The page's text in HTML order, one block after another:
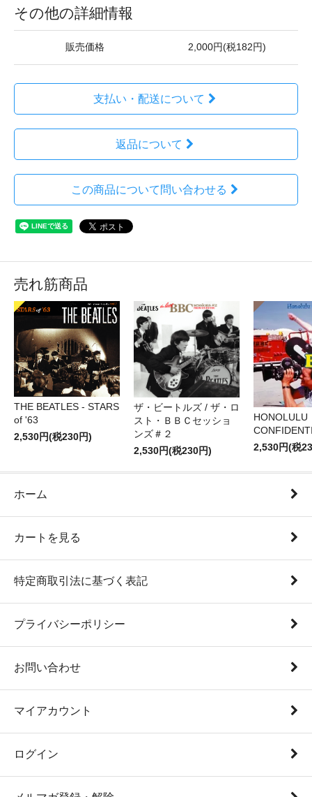
その他の詳細情報
販売価格 2,000円(税182円)
支払い・配送について
返品について
この商品について問い合わせる
売れ筋商品
THE BEATLES - STARS
of '63
2,530円(税230円)
ザ・ビートルズ / ザ・ロ
スト・ＢＢＣセッショ
ンズ＃２
2,530円(税230円)
HONOLULU
2,530円(税
ホーム
カートを見る
特定商取引法に基づく表記
プライバシーポリシー
お問い合わせ
マイアカウント
ログイン